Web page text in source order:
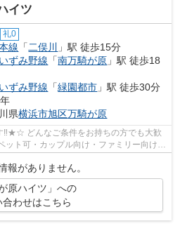
イツ
礼0
線 「二俣川 」駅 徒歩15分
ずみ野線 「南万騎が原 」駅 徒歩18
ずみ野線 「緑園都市 」駅 徒歩30分
県横浜市旭区万騎が原
どんなご条件をお持ちの方でも大歓
ト可・カップル向け・ファミリー向け・
非公開...
報がありません。
原ハイツ」への
合わせはこちら